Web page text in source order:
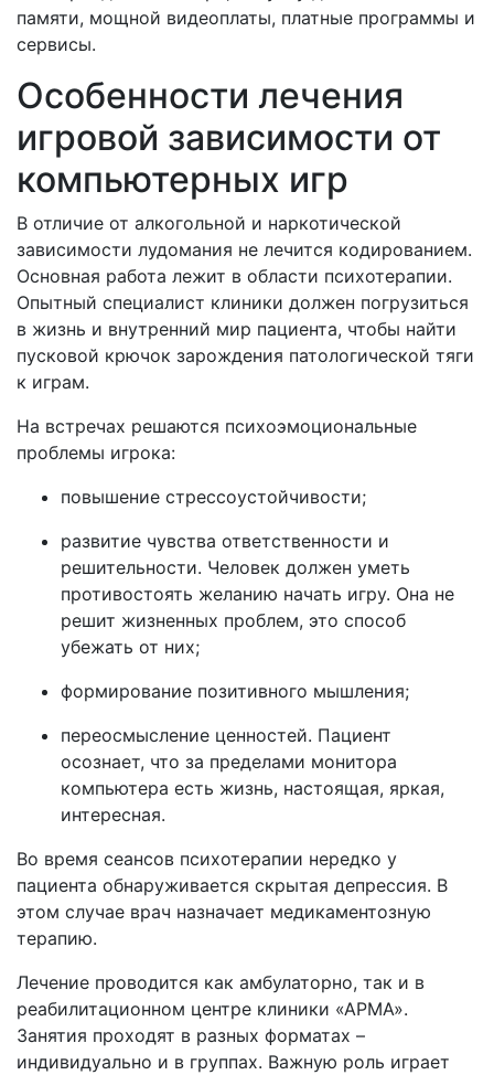
памяти, мощной видеоплаты, платные программы и
сервисы.
Особенности лечения
игровой зависимости от
компьютерных игр
В отличие от алкогольной и наркотической
зависимости лудомания не лечится кодированием.
Основная работа лежит в области психотерапии.
Опытный специалист клиники должен погрузиться
в жизнь и внутренний мир пациента, чтобы найти
пусковой крючок зарождения патологической тяги
к играм.
На встречах решаются психоэмоциональные
проблемы игрока:
повышение стрессоустойчивости;
развитие чувства ответственности и
решительности. Человек должен уметь
противостоять желанию начать игру. Она не
решит жизненных проблем, это способ
убежать от них;
формирование позитивного мышления;
переосмысление ценностей. Пациент
осознает, что за пределами монитора
компьютера есть жизнь, настоящая, яркая,
интересная.
Во время сеансов психотерапии нередко у
пациента обнаруживается скрытая депрессия. В
этом случае врач назначает медикаментозную
терапию.
Лечение проводится как амбулаторно, так и в
реабилитационном центре клиники «АРМА».
Занятия проходят в разных форматах –
индивидуально и в группах. Важную роль играет